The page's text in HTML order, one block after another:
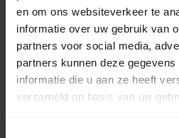
en om ons websiteverkeer te
informatie over uw gebruik van
partners voor social media,
partners kunnen deze
informatie die u aan ze heeft
verzameld op basis van uw
Op voorraad
SELVE
Selve
bandoproller 7 mtr
Op voorraad